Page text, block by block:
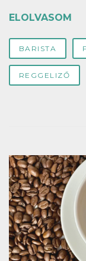
ELOLVASOM
BARISTA
REGGELIZŐ